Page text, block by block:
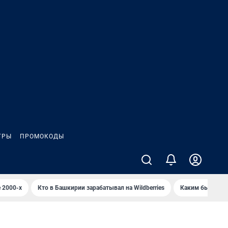
ПРОМОКОДЫ
2000-х Кто в Башкирии зарабатывал на Wildberries Каким было